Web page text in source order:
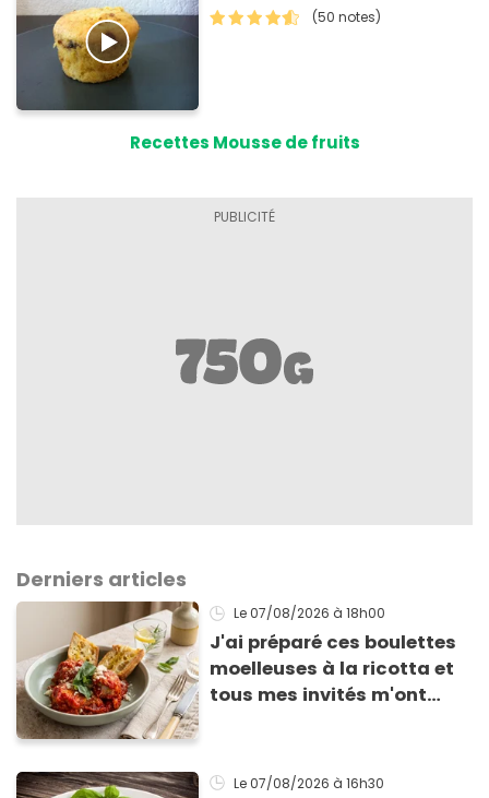
(50 notes)
Recettes Mousse de fruits
Derniers articles
Le 07/08/2026 à 18h00
J'ai préparé ces boulettes
moelleuses à la ricotta et
tous mes invités m'ont
Le 07/08/2026 à 16h30